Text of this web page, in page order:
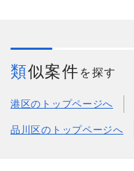
類似案件 を探す
港区のトップページへ
品川区のトップページへ